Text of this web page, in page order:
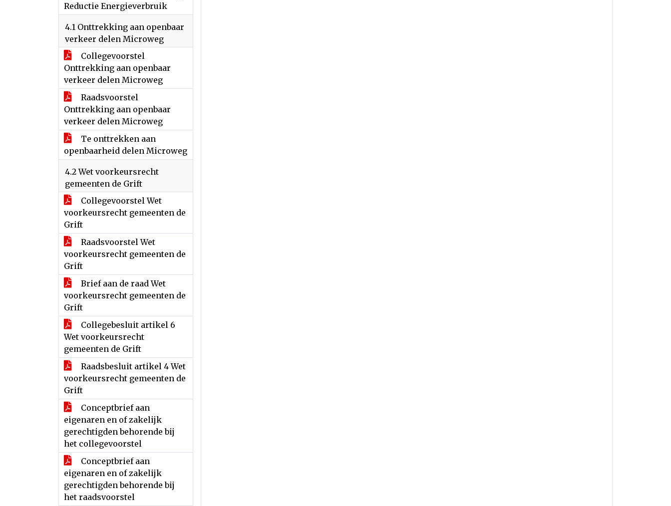
Reductie Energieverbruik
4.1 Onttrekking aan openbaar
verkeer delen Microweg
Collegevoorstel
Onttrekking aan openbaar
verkeer delen Microweg
Raadsvoorstel
Onttrekking aan openbaar
verkeer delen Microweg
Te onttrekken aan
openbaarheid delen Microweg
4.2 Wet voorkeursrecht
gemeenten de Grift
Collegevoorstel Wet
voorkeursrecht gemeenten de
Grift
Raadsvoorstel Wet
voorkeursrecht gemeenten de
Grift
Brief aan de raad Wet
voorkeursrecht gemeenten de
Grift
Collegebesluit artikel 6
Wet voorkeursrecht
gemeenten de Grift
Raadsbesluit artikel 4 Wet
voorkeursrecht gemeenten de
Grift
Conceptbrief aan
eigenaren en of zakelijk
gerechtigden behorende bij
het collegevoorstel
Conceptbrief aan
eigenaren en of zakelijk
gerechtigden behorende bij
het raadsvoorstel